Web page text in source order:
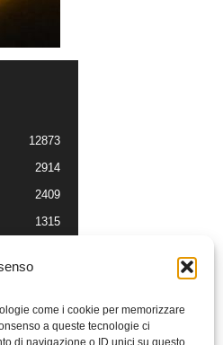
come i cookie per memorizzare
a queste tecnologie ci
di navigazione o ID unici su questo
12873
2914
2409
1315